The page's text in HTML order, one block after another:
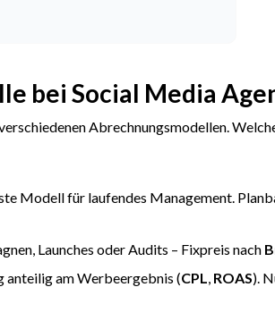
bei Social Media
Abrechnungsmodellen.
Modell für laufendes Management.
Launches oder Audits – Fixpreis nach
anteilig am Werbeergebnis (CPL, ROAS).